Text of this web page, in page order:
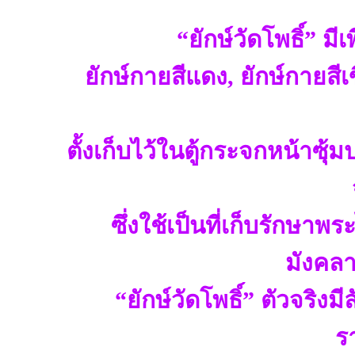
“ยักษ์วัดโพธิ์” มี
ยักษ์กายสีแดง, ยักษ์กายสี
ตั้งเก็บไว้ในตู้กระจกหน้าซุ้
ซึ่งใช้เป็นที่เก็บรักษาพ
มังคล
“ยักษ์วัดโพธิ์” ตัวจริงมี
ร